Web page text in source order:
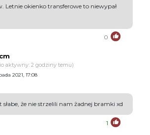
Letnie okienko transferowe to niewypał
0
aktywny: 2 godziny temu)
2021, 17:08
słabe, że nie strzelili nam żadnej bramki xd
1